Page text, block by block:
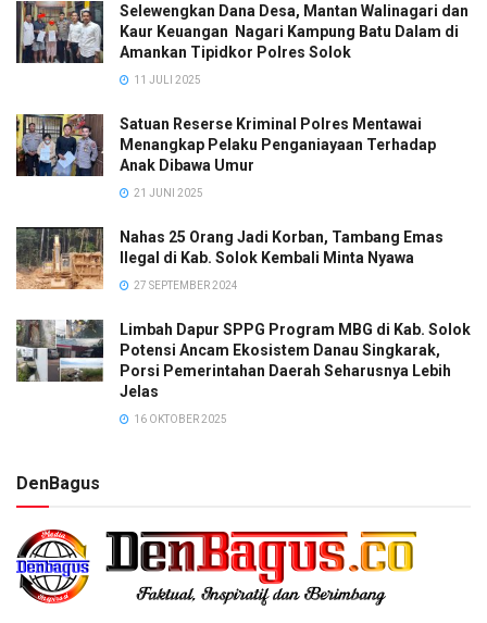
Selewengkan Dana Desa, Mantan Walinagari dan
Kaur Keuangan Nagari Kampung Batu Dalam di
Amankan Tipidkor Polres Solok
11 JULI 2025
Satuan Reserse Kriminal Polres Mentawai
Menangkap Pelaku Penganiayaan Terhadap
Anak Dibawa Umur
21 JUNI 2025
Nahas 25 Orang Jadi Korban, Tambang Emas
Ilegal di Kab. Solok Kembali Minta Nyawa
27 SEPTEMBER 2024
Limbah Dapur SPPG Program MBG di Kab. Solok
Potensi Ancam Ekosistem Danau Singkarak,
Porsi Pemerintahan Daerah Seharusnya Lebih
Jelas
16 OKTOBER 2025
DenBagus